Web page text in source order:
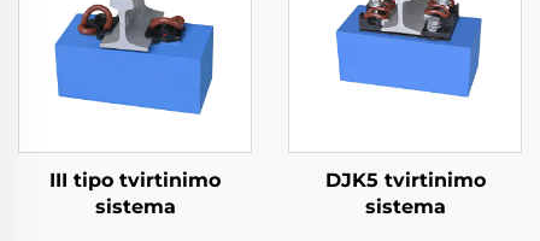
III tipo tvirtinimo
sistema
DJK5 tvirtinimo
sistema